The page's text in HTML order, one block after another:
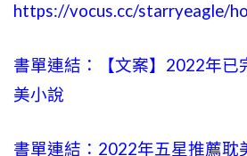
https://vocus.cc/starryeagle/
書單連結：【文案】2022年已
美小說
書單連結：2022年五星推薦耽